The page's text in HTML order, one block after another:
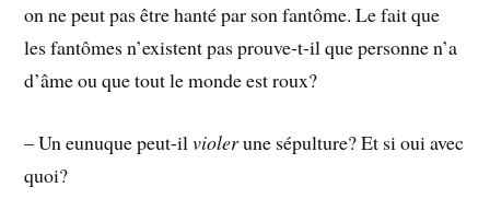
on ne peut pas être hanté par son fantôme. Le fait que
les fantômes n’existent pas prouve-t-il que personne n’a
d’âme ou que tout le monde est roux?
– Un eunuque peut-ilviolerune sépulture? Et si oui avec
quoi?